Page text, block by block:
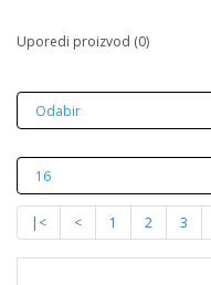
Uporedi proizvod (0)
|< < 1 2 3